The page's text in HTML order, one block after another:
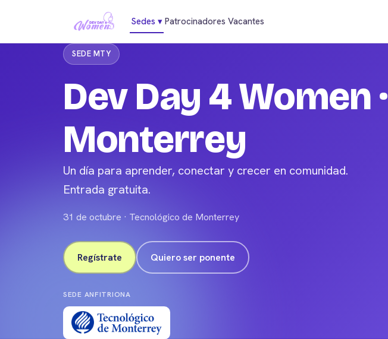
Sedes▾ Patrocinadores Vacantes
SEDE MTY
Dev Day 4 Women ·
Monterrey
Un día para aprender, conectar y crecer en comunidad.
Entrada gratuita.
31 de octubre · Tecnológico de Monterrey
Regístrate Quiero ser ponente
SEDE ANFITRIONA